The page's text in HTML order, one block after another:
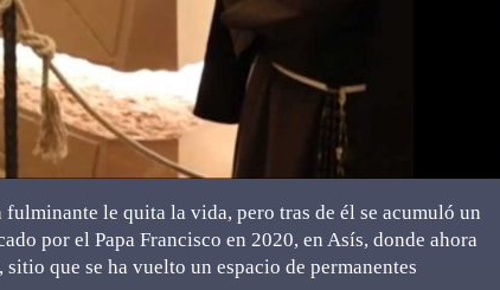
le quita la vida, pero tras de él se acumuló un
por el Papa Francisco en 2020, en Asís, donde ahora
que se ha vuelto un espacio de permanentes